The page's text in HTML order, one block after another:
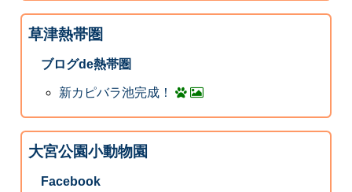
草津熱帯圏
ブログde熱帯圏
新カピバラ池完成！
大宮公園小動物園
Facebook